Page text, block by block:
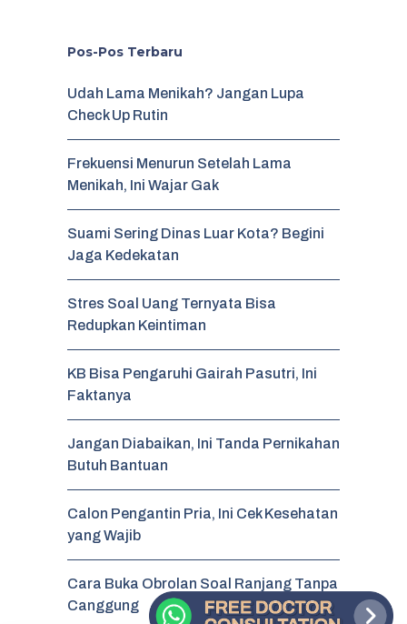
Pos-Pos Terbaru
Udah Lama Menikah? Jangan Lupa
Check Up Rutin
Frekuensi Menurun Setelah Lama
Menikah, Ini Wajar Gak
Suami Sering Dinas Luar Kota? Begini
Jaga Kedekatan
Stres Soal Uang Ternyata Bisa
Redupkan Keintiman
KB Bisa Pengaruhi Gairah Pasutri, Ini
Faktanya
Jangan Diabaikan, Ini Tanda Pernikahan
Butuh Bantuan
Calon Pengantin Pria, Ini Cek Kesehatan
yang Wajib
Cara Buka Obrolan Soal Ranjang Tanpa
Canggung